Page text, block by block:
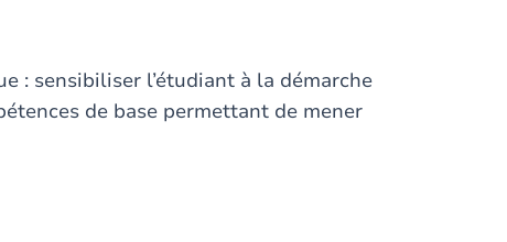
: sensibiliser l’étudiant à la démarche
de base permettant de mener